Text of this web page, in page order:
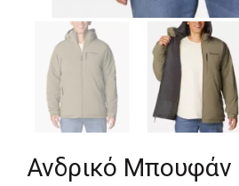
Ανδρικό Μπουφάν